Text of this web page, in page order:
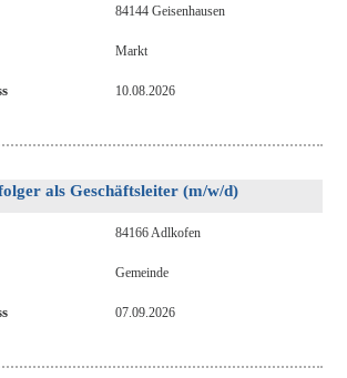
84144 Geisenhausen
Markt
10.08.2026
als Geschäftsleiter (m/w/d)
84166 Adlkofen
Gemeinde
07.09.2026